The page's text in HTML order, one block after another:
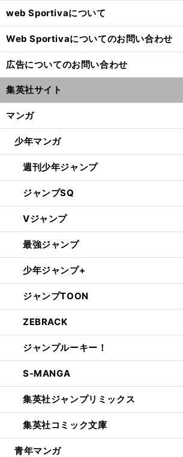
web Sportivaについて
Web Sportivaについてのお問い合わせ
広告についてのお問い合わせ
集英社サイト
マンガ
少年マンガ
週刊少年ジャンプ
ジャンプSQ
Vジャンプ
最強ジャンプ
少年ジャンプ+
ジャンプTOON
ZEBRACK
ジャンプルーキー！
S-MANGA
集英社ジャンプリミックス
集英社コミック文庫
青年マンガ